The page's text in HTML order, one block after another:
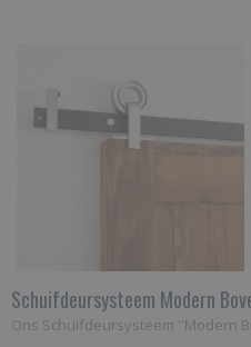
Schuifdeursysteem Modern
Ons Schuifdeursysteem ''Modern